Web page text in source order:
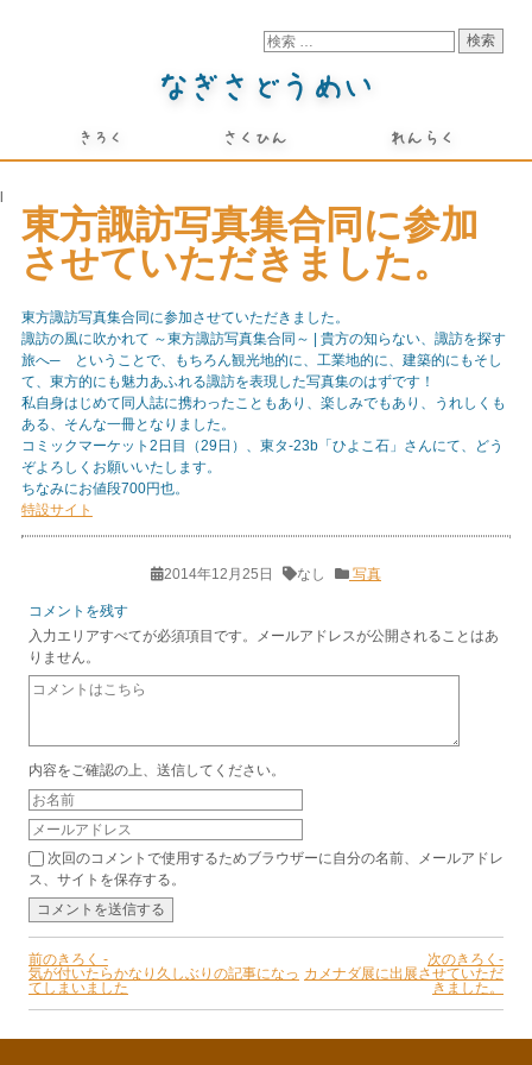
東方諏訪写真集合同に参加
させていただきました。
東方諏訪写真集合同に参加させていただきました。
諏訪の風に吹かれて ～東方諏訪写真集合同～ | 貴方の知らない、諏訪を探す
旅へ─ ということで、もちろん観光地的に、工業地的に、建築的にもそし
て、東方的にも魅力あふれる諏訪を表現した写真集のはずです！
私自身はじめて同人誌に携わったこともあり、楽しみでもあり、うれしくも
ある、そんな一冊となりました。
コミックマーケット2日目（29日）、東タ-23b「ひよこ石」さんにて、どう
ぞよろしくお願いいたします。
ちなみにお値段700円也。
特設サイト
2014年12月25日 なし 写真
コメントを残す
入力エリアすべてが必須項目です。メールアドレスが公開されることはあ
りません。
内容をご確認の上、送信してください。
次回のコメントで使用するためブラウザーに自分の名前、メールアドレ
ス、サイトを保存する。
前のきろく -
気が付いたらかなり久しぶりの記事になっ
てしまいました
次のきろく-
カメナダ展に出展させていただ
きました。